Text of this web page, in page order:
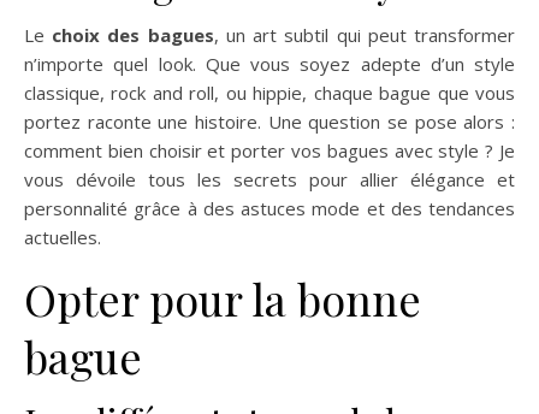
Le choix des bagues, un art subtil qui peut transformer
n’importe quel look. Que vous soyez adepte d’un style
classique, rock and roll, ou hippie, chaque bague que vous
portez raconte une histoire. Une question se pose alors :
comment bien choisir et porter vos bagues avec style ? Je
vous dévoile tous les secrets pour allier élégance et
personnalité grâce à des astuces mode et des tendances
actuelles.
Opter pour la bonne
bague